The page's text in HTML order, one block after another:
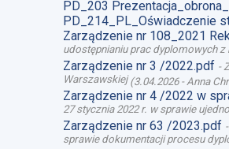
PD_203
PD_214_PL_Oświadczenie
Zarządzenie nr 108_2021
udostępnianiu prac dyplomowych
Zarządzenie nr 3 /2022.pdf -
Warszawskiej(3.04.2026- Anna
Zarządzenie nr 4 /2022 w
27 stycznia 2022 r. w sprawie
Zarządzenie nr 63 /2023.pdf -
sprawie dokumentacji procesu